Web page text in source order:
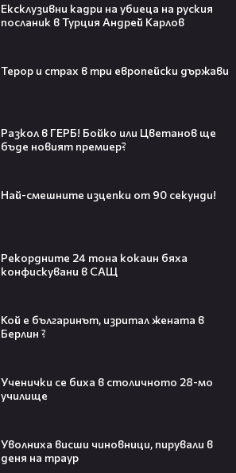
Ексклузивни кадри на убиеца на руския
посланик в Турция Андрей Карлов
Терор и страх в три европейски държави
Разкол в ГЕРБ! Бойко или Цветанов ще
бъде новият премиер?
Най-смешните изцепки от 90 секунди!
Рекордните 24 тона кокаин бяха
конфискувани в САЩ
Кой е българинът, изритал жената в
Берлин ?
Ученички се биха в столичното 28-мо
училище
Уволниха висши чиновници, пирували в
деня на траур
четворка? Майлс Телър
проговаря десетилетие по-късно
си ден: Как момичето от „Disney“
се превърна в световна икона🤩🎂
„Ако ги имаш, провалът е
гарантиран“🧐💥
телепортация!"😯💥
Трагедия разтърси Холивуд: